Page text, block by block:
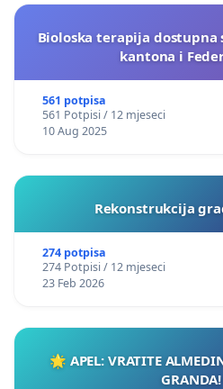
Bioloska terapija dostupna
kantona i
561 potpisa
561 Potpisi / 12 mjeseci
10 Aug 2025
Rekonstrukcija
274 potpisa
274 Potpisi / 12 mjeseci
23 Feb 2026
🌟 APEL: VRATITE